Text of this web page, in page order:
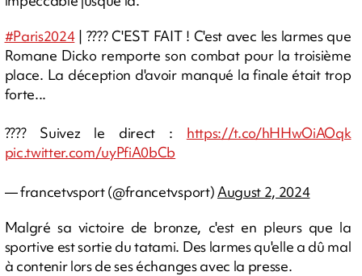
#Paris2024| ???? C'EST FAIT ! C'est avec les larmes que
Romane Dicko remporte son combat pour la troisième
place. La déception d'avoir manqué la finale était trop
forte...
???? Suivez le direct : https://t.co/hHHwOiAOqk
pic.twitter.com/uyPfiA0bCb
— francetvsport (@francetvsport)August 2, 2024
Malgré sa victoire de bronze, c'est en pleurs que la
sportive est sortie du tatami. Des larmes qu'elle a dû mal
à contenir lors de ses échanges avec la presse.